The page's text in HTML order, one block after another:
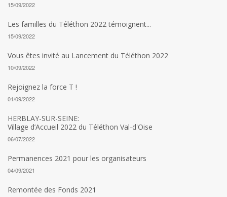
15/09/2022
Les familles du Téléthon 2022 témoignent...
15/09/2022
Vous êtes invité au Lancement du Téléthon 2022
10/09/2022
Rejoignez la force T !
01/09/2022
HERBLAY-SUR-SEINE:
Village d’Accueil 2022 du Téléthon Val-d'Oise
06/07/2022
Permanences 2021 pour les organisateurs
04/09/2021
Remontée des Fonds 2021